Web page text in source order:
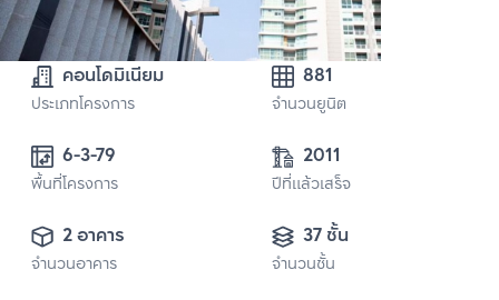
คอนโดมิเนียม
ประเภทโครงการ
881
จำนวนยูนิต
6-3-79
พื้นที่โครงการ
2011
ปีที่แล้วเสร็จ
2 อาคาร
จำนวนอาคาร
37 ชั้น
จำนวนชั้น